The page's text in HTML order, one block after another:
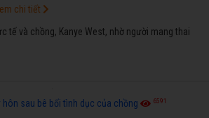
tế và chồng, Kanye West, nhờ người mang thai
chi tiết
sau bê bối tình dục của chồng 6591